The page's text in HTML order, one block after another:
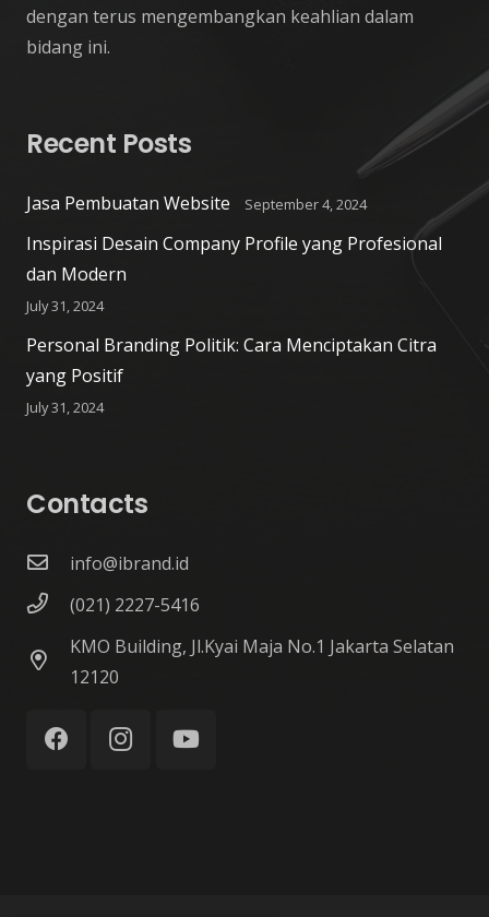
dengan terus mengembangkan keahlian dalam
bidang ini.
Recent Posts
Jasa Pembuatan Website September 4, 2024
Inspirasi Desain Company Profile yang Profesional
dan Modern
July 31, 2024
Personal Branding Politik: Cara Menciptakan Citra
yang Positif
July 31, 2024
Contacts
info@ibrand.id
(021) 2227-5416
KMO Building, Jl.Kyai Maja No.1 Jakarta Selatan
12120